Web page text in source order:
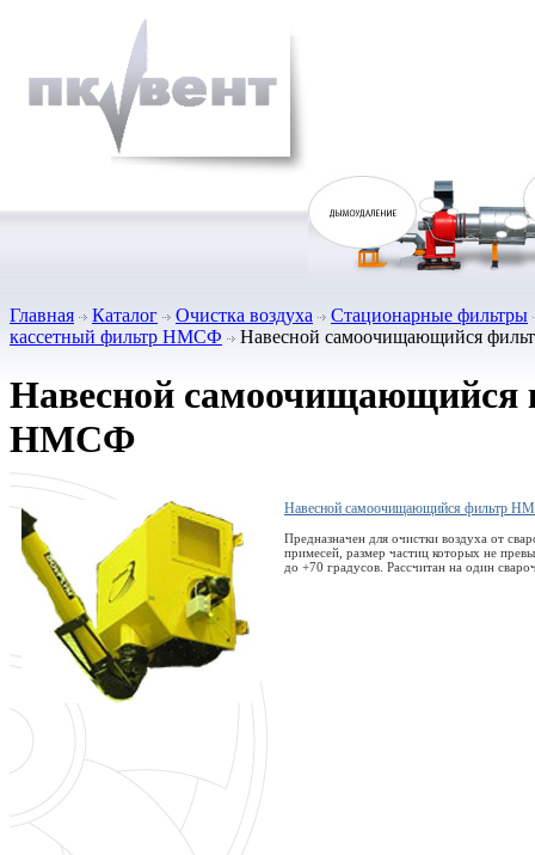
Главная Каталог Очистка воздуха
Стационарные фильтры
кассетный фильтр НМСФ
Навесной самоочищающийся
Навесной самоочищающийся
НМСФ
Навесной самоочищающийся фильтр
Предназначен для очистки воздуха от
примесей, размер частиц которых не
до +70 градусов. Рассчитан на один